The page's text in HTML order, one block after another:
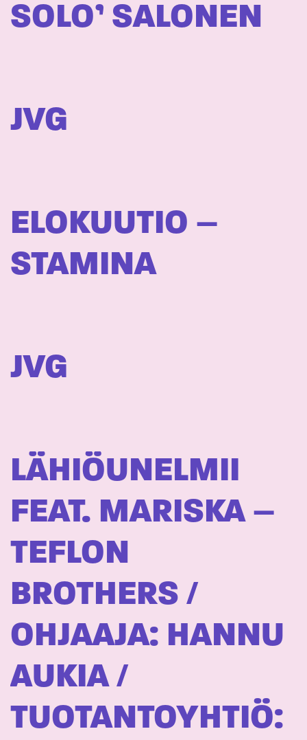
SOLO’ SALONEN
JVG
ELOKUUTIO –
STAMINA
JVG
LÄHIÖUNELMII
FEAT. MARISKA –
TEFLON
BROTHERS /
OHJAAJA: HANNU
AUKIA /
TUOTANTOYHTIÖ: